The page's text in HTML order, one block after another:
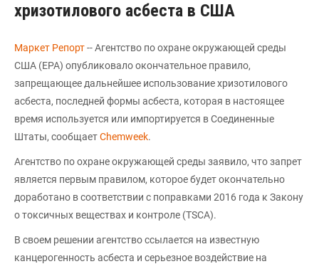
хризотилового асбеста в США
Маркет Репорт-- Агентство по охране окружающей среды
США (EPA) опубликовало окончательное правило,
запрещающее дальнейшее использование хризотилового
асбеста, последней формы асбеста, которая в настоящее
время используется или импортируется в Соединенные
Штаты, сообщаетChemweek.
Агентство по охране окружающей среды заявило, что запрет
является первым правилом, которое будет окончательно
доработано в соответствии с поправками 2016 года к Закону
о токсичных веществах и контроле (TSCA).
В своем решении агентство ссылается на известную
канцерогенность асбеста и серьезное воздействие на